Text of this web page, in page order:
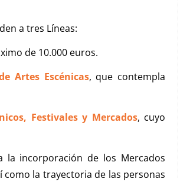
a tres Líneas:
de 10.000 euros.
Artes Escénicas, que contempla
Festivales y Mercados, cuyo
la incorporación de los Mercados
como la trayectoria de las personas